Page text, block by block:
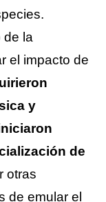
de la
el impacto de
y
de
otras
de emular el